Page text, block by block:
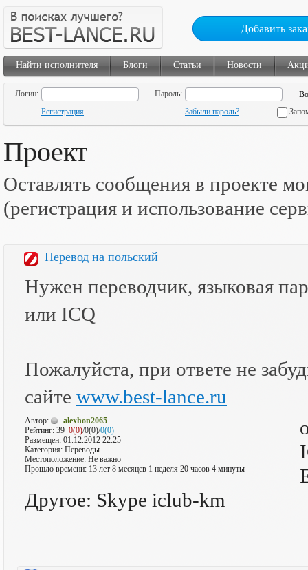
Добавить
Найти исполнителя Блоги Статьи Новости
Логин:
Пароль:
Регистрация
Забыли пароль?
Проект
Оставлять сообщения в проекте
(регистрация и использование
Перевод на польский
Нужен переводчик, языковая
или ICQ
Пожалуйста, при ответе не
сайте www.best-lance.ru
Автор:
alexhon2065
Рейтинг: 39 0(0)/0(0)/0(0)
Размещен: 01.12.2012 22:25
Категория: Переводы
Местоположение: Не важно
Прошло времени: 13 лет 8 месяцев 1 неделя 20 часов 4 минуты
Другое: Skype iclub-km